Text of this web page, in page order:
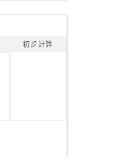
初步計算